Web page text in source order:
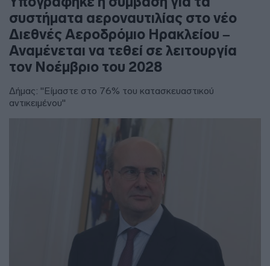
συστήματα αεροναυτιλίας στο νέο
Διεθνές Αεροδρόμιο Ηρακλείου –
Αναμένεται να τεθεί σε λειτουργία
τον Νοέμβριο του 2028
Δήμας: "Είμαστε στο 76% του κατασκευαστικού
αντικειμένου"